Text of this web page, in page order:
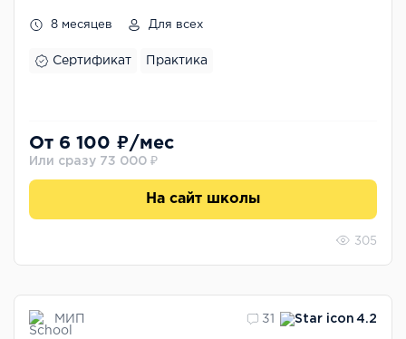
8 месяцев Для всех
Сертификат Практика
От 6 100 ₽/мес
Или сразу 73 000 ₽
На сайт школы
305
МИП 31 4.2